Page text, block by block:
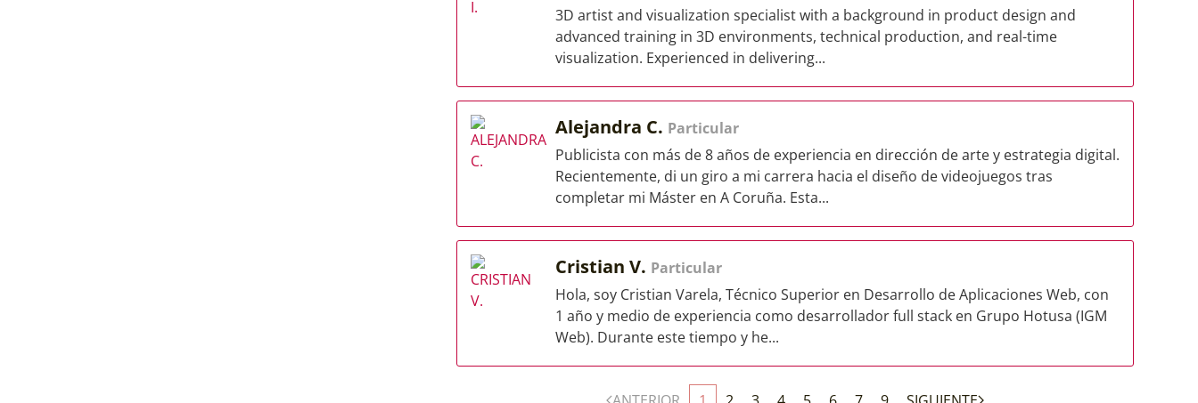
3D artist and visualization specialist with a background in product design and
advanced training in 3D environments, technical production, and real-time
visualization. Experienced in delivering...
Alejandra C. Particular
Publicista con más de 8 años de experiencia en dirección de arte y estrategia digital.
Recientemente, di un giro a mi carrera hacia el diseño de videojuegos tras
completar mi Máster en A Coruña. Esta...
Cristian V. Particular
Hola, soy Cristian Varela, Técnico Superior en Desarrollo de Aplicaciones Web, con
1 año y medio de experiencia como desarrollador full stack en Grupo Hotusa (IGM
Web). Durante este tiempo y he...